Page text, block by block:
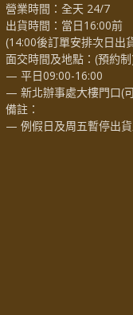
營業時間：全天 24/7
出貨時間：當日16:00前
(14:00後訂單安排次日出
面交時間及地點：(預約
— 平日09:00-16:00
— 新北辦事處大樓門口(
備註：
— 例假日及周五暫停出